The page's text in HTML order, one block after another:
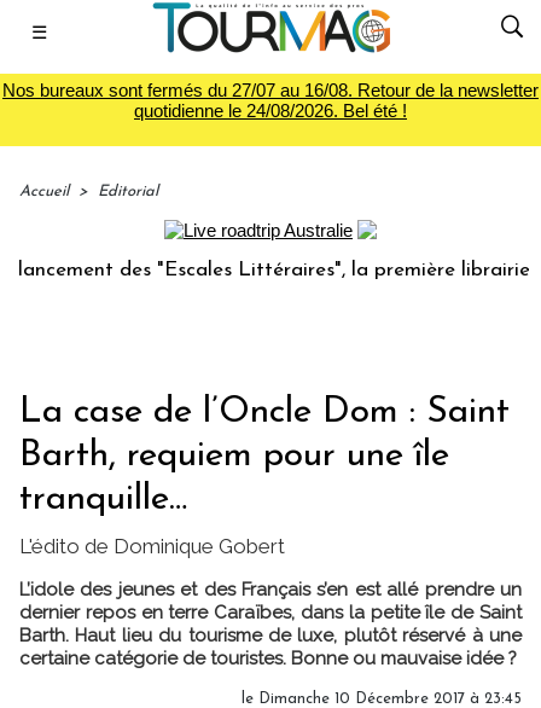
☰
Nos bureaux sont fermés du 27/07 au 16/08. Retour de la newsletter
quotidienne le 24/08/2026. Bel été !
Accueil > Editorial
des "Escales Littéraires", la première librairie du
La case de l’Oncle Dom : Saint
Barth, requiem pour une île
tranquille…
L'édito de Dominique Gobert
L’idole des jeunes et des Français s’en est allé prendre un
dernier repos en terre Caraïbes, dans la petite île de Saint
Barth. Haut lieu du tourisme de luxe, plutôt réservé à une
certaine catégorie de touristes. Bonne ou mauvaise idée ?
le Dimanche 10 Décembre 2017 à 23:45